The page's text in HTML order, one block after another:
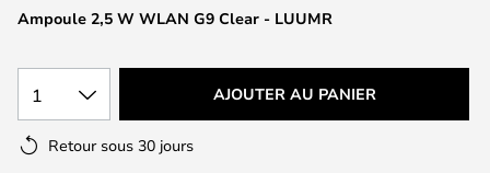
the
gallery
Ampoule 2,5 W WLAN G9 Clear - LUUMR
1 AJOUTER AU PANIER
Retour sous 30 jours